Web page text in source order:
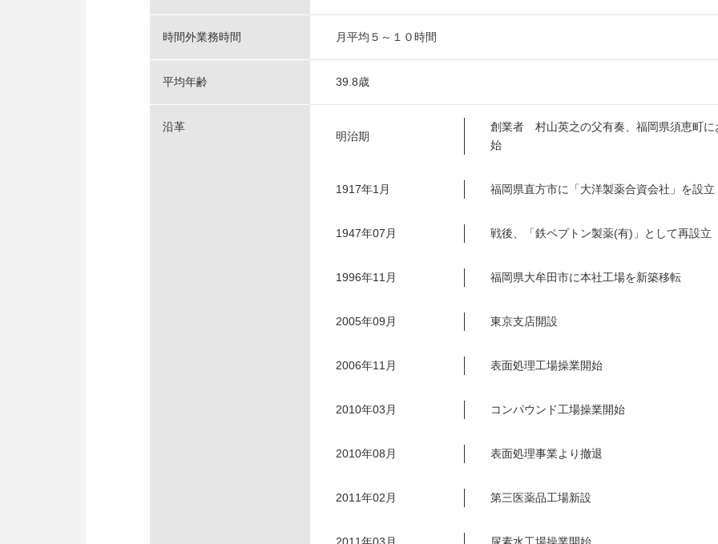
時間外業務時間 月平均５～１０時間
平均年齢 39.8歳
沿革
明治期
創業者 村山英之の父有奏、福岡県須恵町に
始
1917年1月 福岡県直方市に「大洋製薬合資会社」を設立
1947年07月 戦後、「鉄ペプトン製薬(有)」として再設立
1996年11月 福岡県大牟田市に本社工場を新築移転
2005年09月 東京支店開設
2006年11月 表面処理工場操業開始
2010年03月 コンパウンド工場操業開始
2010年08月 表面処理事業より撤退
2011年02月 第三医薬品工場新設